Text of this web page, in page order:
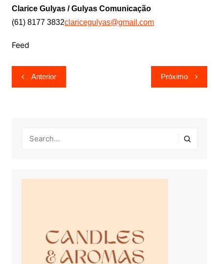
Clarice Gulyas / Gulyas Comunicação
(61) 8177 3832claricegulyas@gmail.com
Feed
Navegação
de
Anterior Próximo